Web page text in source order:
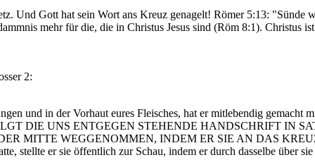
Und Gott hat sein Wort ans Kreuz genagelt! Römer 5:13: "Sünde
mehr für die, die in Christus Jesus sind (Röm 8:1). Christus
2:
und in der Vorhaut eures Fleisches, hat er mitlebendig gemacht
DIE UNS ENTGEGEN STEHENDE HANDSCHRIFT IN
MITTE WEGGENOMMEN, INDEM ER SIE AN DAS
stellte er sie öffentlich zur Schau, indem er durch dasselbe über